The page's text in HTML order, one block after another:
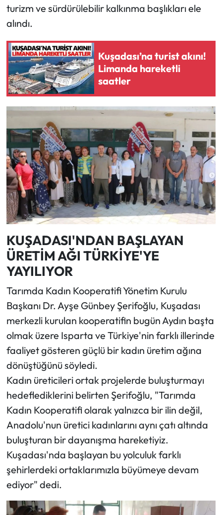
turizm ve sürdürülebilir kalkınma başlıkları ele
alındı.
Kuşadası’na turist akını!
Limanda hareketli
saatler
KUŞADASI'NDAN BAŞLAYAN
ÜRETİM AĞI TÜRKİYE'YE
YAYILIYOR
Tarımda Kadın Kooperatifi Yönetim Kurulu
Başkanı Dr. Ayşe Günbey Şerifoğlu, Kuşadası
merkezli kurulan kooperatifin bugün Aydın başta
olmak üzere Isparta ve Türkiye'nin farklı illerinde
faaliyet gösteren güçlü bir kadın üretim ağına
dönüştüğünü söyledi.
Kadın üreticileri ortak projelerde buluşturmayı
hedeflediklerini belirten Şerifoğlu, "Tarımda
Kadın Kooperatifi olarak yalnızca bir ilin değil,
Anadolu'nun üretici kadınlarını aynı çatı altında
buluşturan bir dayanışma hareketiyiz.
Kuşadası'nda başlayan bu yolculuk farklı
şehirlerdeki ortaklarımızla büyümeye devam
ediyor" dedi.